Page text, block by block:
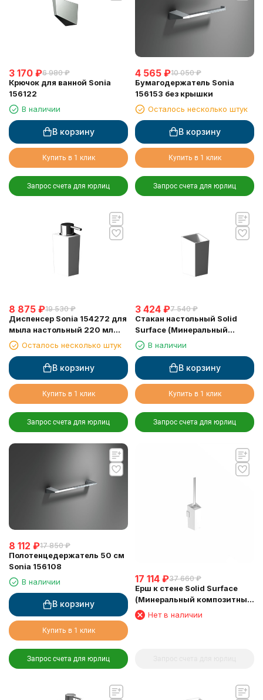
3 170 ₽6 980 ₽
Крючок для ванной Sonia
156122
В наличии
В корзину
Купить в 1 клик
Запрос счета для юрлиц
4 565 ₽10 050 ₽
Бумагодержатель Sonia
156153 без крышки
Осталось несколько штук
В корзину
Купить в 1 клик
Запрос счета для юрлиц
8 875 ₽19 530 ₽
Диспенсер Sonia 154272 для
мыла настольный 220 мл
Solid Surface (Минеральный
композитный материал)
Осталось несколько штук
В корзину
Купить в 1 клик
Запрос счета для юрлиц
3 424 ₽7 540 ₽
Стакан настольный Solid
Surface (Минеральный
композитный материал)
Sonia 154289
В наличии
В корзину
Купить в 1 клик
Запрос счета для юрлиц
8 112 ₽17 850 ₽
Полотенцедержатель 50 см
Sonia 156108
В наличии
В корзину
Купить в 1 клик
Запрос счета для юрлиц
17 114 ₽37 660 ₽
Ерш к стене Solid Surface
(Минеральный композитный
материал) Sonia 158799
Нет в наличии